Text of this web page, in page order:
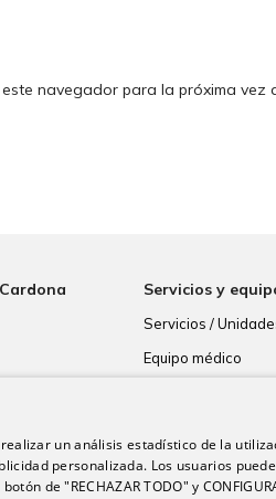
navegador para la próxima vez
Servicios y
Servicios /
Equipo médico
un análisis estadístico de la
personalizada. Los usuarios
de "RECHAZAR TODO" y